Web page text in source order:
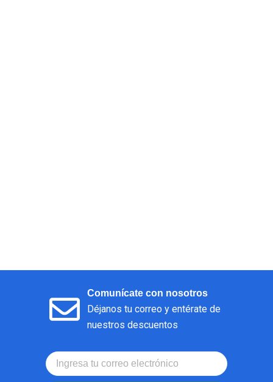
Comunícate con nosotros
Déjanos tu correo y entérate de
nuestros descuentos